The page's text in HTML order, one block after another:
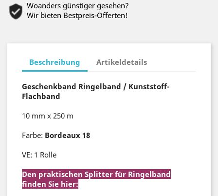
Woanders günstiger gesehen?
Wir bieten Bestpreis-Offerten!
Beschreibung Artikeldetails
Geschenkband Ringelband / Kunststoff-
Flachband
10 mm x 250 m
Farbe: Bordeaux 18
VE: 1 Rolle
Den praktischen Splitter für Ringelband
finden Sie hier: